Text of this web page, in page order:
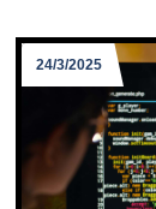
24/3/2025